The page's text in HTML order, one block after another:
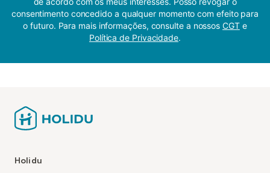
consentimento concedido a qualquer momento com efeito para
o futuro. Para mais informações, consulte a nossosCGTe
Política de Privacidade.
Holidu